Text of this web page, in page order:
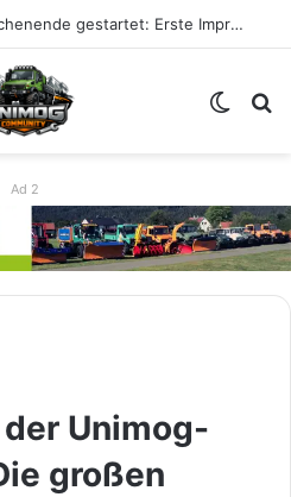
Das große Jubiläumswochenende gestartet: Erste Impressionen zu 80 Jahre Unimog
Skin
Ad 2
Unimog-
großen